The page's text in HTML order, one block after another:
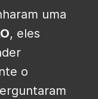
uma
, eles
o